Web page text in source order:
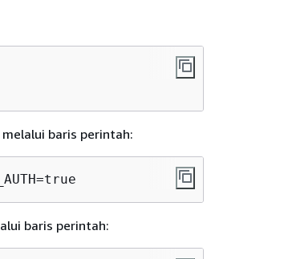
baris perintah:
baris perintah: